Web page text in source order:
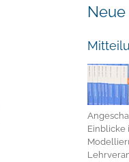
Einblicke